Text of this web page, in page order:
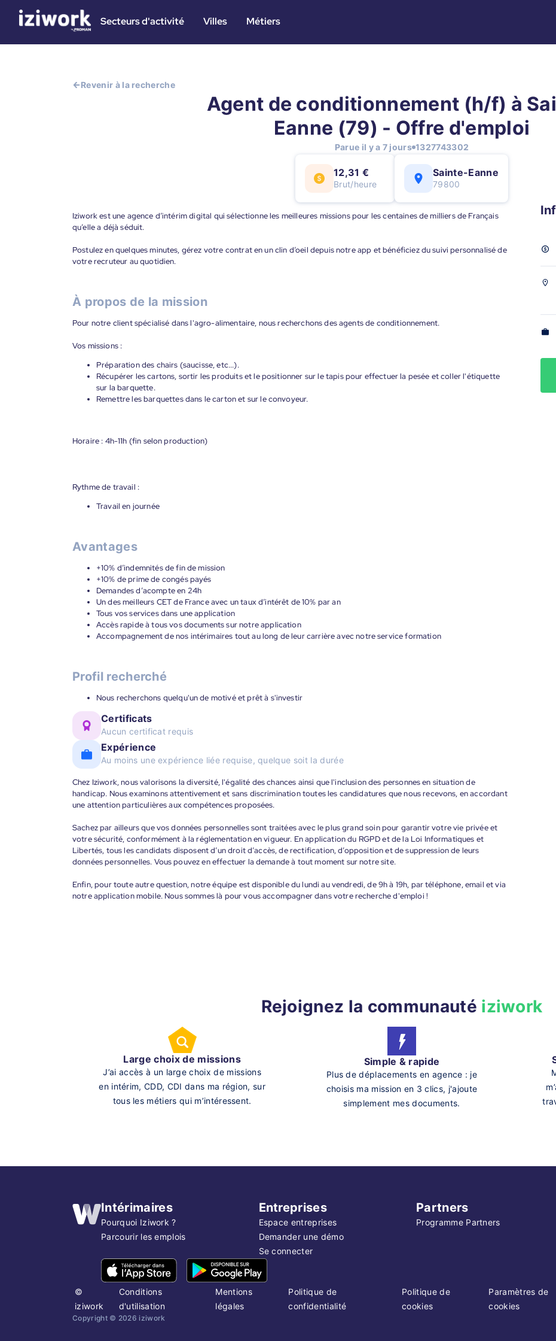
Secteurs d'activité Villes Métiers
Revenir à la recherche
Agent de conditionnement (h/f) à
Eanne (79) - Offre d'emploi
Parue il y a 7 jours 1327743302
12,31 €
Brut/heure
Sainte-Eanne
79800
Iziwork est une agence d’intérim digital qui sélectionne les meilleures missions pour les centaines de milliers de Français
qu’elle a déjà séduit.
Postulez en quelques minutes, gérez votre contrat en un clin d’oeil depuis notre app et bénéficiez du suivi personnalisé de
votre recruteur au quotidien.
À propos de la mission
Pour notre client spécialisé dans l'agro-alimentaire, nous recherchons des agents de conditionnement.
Vos missions :
Préparation des chairs (saucisse, etc...).
Récupérer les cartons, sortir les produits et le positionner sur le tapis pour effectuer la pesée et coller l'étiquette
sur la barquette.
Remettre les barquettes dans le carton et sur le convoyeur.
Horaire : 4h-11h (fin selon production)
Rythme de travail :
Travail en journée
Avantages
+10% d’indemnités de fin de mission
+10% de prime de congés payés
Demandes d’acompte en 24h
Un des meilleurs CET de France avec un taux d’intérêt de 10% par an
Tous vos services dans une application
Accès rapide à tous vos documents sur notre application
Accompagnement de nos intérimaires tout au long de leur carrière avec notre service formation
Profil recherché
Nous recherchons quelqu'un de motivé et prêt à s'investir
Certificats
Aucun certificat requis
Expérience
Au moins une expérience liée requise, quelque soit la durée
Chez Iziwork, nous valorisons la diversité, l'égalité des chances ainsi que l'inclusion des personnes en situation de
handicap. Nous examinons attentivement et sans discrimination toutes les candidatures que nous recevons, en accordant
une attention particulières aux compétences proposées.
Sachez par ailleurs que vos données personnelles sont traitées avec le plus grand soin pour garantir votre vie privée et
votre sécurité, conformément à la réglementation en vigueur. En application du RGPD et de la Loi Informatiques et
Libertés, tous les candidats disposent d’un droit d’accès, de rectification, d’opposition et de suppression de leurs
données personnelles. Vous pouvez en effectuer la demande à tout moment sur notre site.
Enfin, pour toute autre question, notre équipe est disponible du lundi au vendredi, de 9h à 19h, par téléphone, email et via
notre application mobile. Nous sommes là pour vous accompagner dans votre recherche d'emploi !
Rejoignez la communauté iziwork
Large choix de missions
J’ai accès à un large choix de missions
en intérim, CDD, CDI dans ma région, sur
tous les métiers qui m’intéressent.
Simple & rapide
Plus de déplacements en agence : je
choisis ma mission en 3 clics, j'ajoute
simplement mes documents.
Intérimaires
Pourquoi Iziwork ?
Parcourir les emplois
Entreprises
Espace entreprises
Demander une démo
Se connecter
Partners
Programme Partners
©
iziwork
Conditions
d'utilisation
Mentions
légales
Politique de
confidentialité
Politique de
cookies
Paramètres de
cookies
Copyright © 2026 iziwork